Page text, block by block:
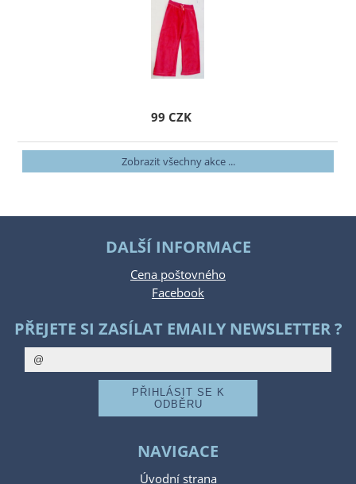
99 CZK
Zobrazit všechny akce ...
DALŠÍ INFORMACE
Cena poštovného
Facebook
PŘEJETE SI ZASÍLAT EMAILY NEWSLETTER ?
NAVIGACE
Úvodní strana